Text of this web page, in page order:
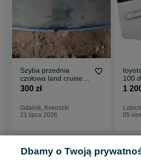
Szyba przednia
czołowa land cruiser
06
300 zł
Gdańsk, Kokoszki
21 lipca 2026
100
1
05
Strona główna Motoryzacja Części
Osobowe - Lubichowo
Dbamy o Twoją